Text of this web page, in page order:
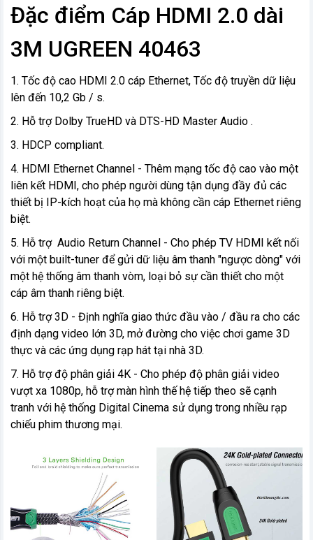
Đặc điểm Cáp HDMI 2.0 dài
3M UGREEN 40463
1. Tốc độ cao HDMI 2.0 cáp Ethernet, Tốc độ truyền dữ liệu
lên đến 10,2 Gb / s.
2. Hỗ trợ Dolby TrueHD và DTS-HD Master Audio .
3. HDCP compliant.
4. HDMI Ethernet Channel - Thêm mạng tốc độ cao vào một
liên kết HDMI, cho phép người dùng tận dụng đầy đủ các
thiết bị IP-kích hoạt của họ mà không cần cáp Ethernet riêng
biệt.
5. Hỗ trợ Audio Return Channel - Cho phép TV HDMI kết nối
với một built-tuner để gửi dữ liệu âm thanh "ngược dòng" với
một hệ thống âm thanh vòm, loại bỏ sự cần thiết cho một
cáp âm thanh riêng biệt.
6. Hỗ trợ 3D - Định nghĩa giao thức đầu vào / đầu ra cho các
định dạng video lớn 3D, mở đường cho việc chơi game 3D
thực và các ứng dụng rạp hát tại nhà 3D.
7. Hỗ trợ độ phân giải 4K - Cho phép độ phân giải video
vượt xa 1080p, hỗ trợ màn hình thế hệ tiếp theo sẽ cạnh
tranh với hệ thống Digital Cinema sử dụng trong nhiều rạp
chiếu phim thương mại.